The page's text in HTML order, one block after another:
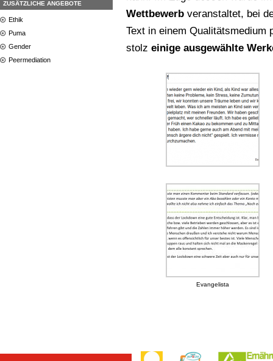
ZUSÄTZLICHE ANGEBOTE
Ethik
Puma
Gender
Peermediation
Wettbewerb veranstaltet, bei
Text in einem Qualitätsmedium
stolz einige ausgewählte
Evangelista